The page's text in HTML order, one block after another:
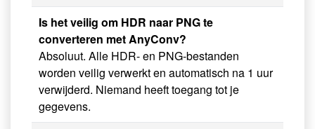
Is het veilig om HDR naar PNG te
converteren met AnyConv?
Absoluut. Alle HDR- en PNG-bestanden
worden veilig verwerkt en automatisch na 1 uur
verwijderd. Niemand heeft toegang tot je
gegevens.